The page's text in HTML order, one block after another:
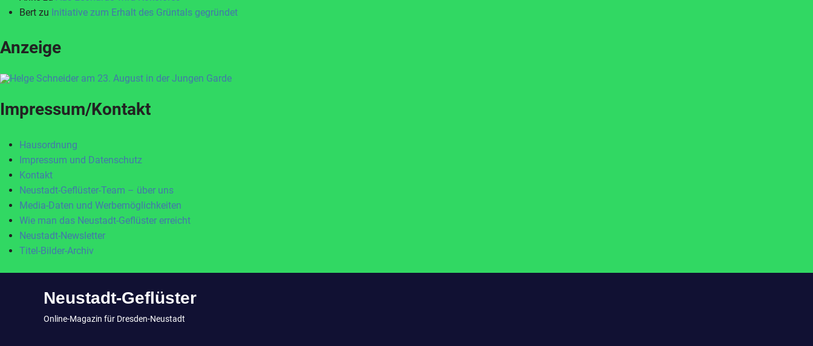
Bert zu Initiative zum Erhalt des Grüntals gegründet
Anzeige
Impressum/Kontakt
Hausordnung
Impressum und Datenschutz
Kontakt
Neustadt-Geflüster-Team – über uns
Media-Daten und Werbemöglichkeiten
Wie man das Neustadt-Geflüster erreicht
Neustadt-Newsletter
Titel-Bilder-Archiv
Neustadt-Geflüster
Online-Magazin für Dresden-Neustadt